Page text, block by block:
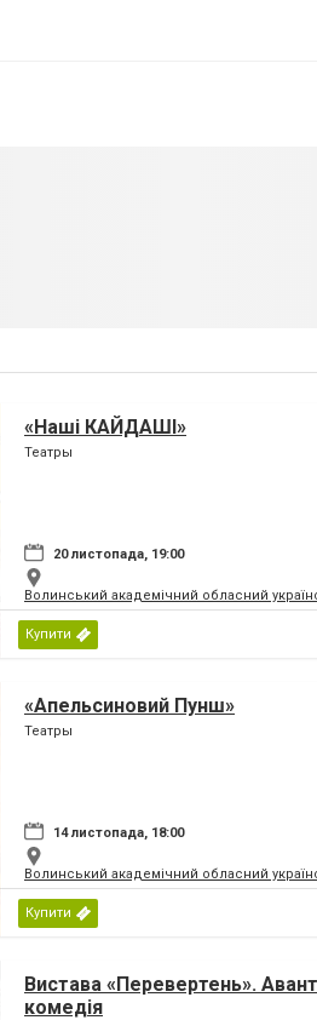
«Наші КАЙДАШІ»
Театры
20 листопада, 19:00
Волинський академічний обласний
Купити
«Апельсиновий Пунш»
Театры
14 листопада, 18:00
Волинський академічний обласний
Купити
Вистава «Перевертень».
комедія